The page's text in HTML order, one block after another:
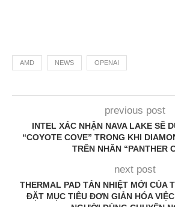
AMD NEWS OPENAI
previous post
INTEL XÁC NHẬN NAVA LAKE SẼ
“COYOTE COVE” TRONG KHI
TRÊN NHÂN “PANTHER
next post
THERMAL PAD TẢN NHIỆT MỚI CỦA
ĐẶT MỤC TIÊU ĐƠN GIẢN HÓA